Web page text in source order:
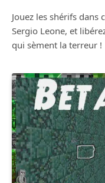
Jouez les shérifs dans
Sergio Leone, et
qui sèment la terreur !